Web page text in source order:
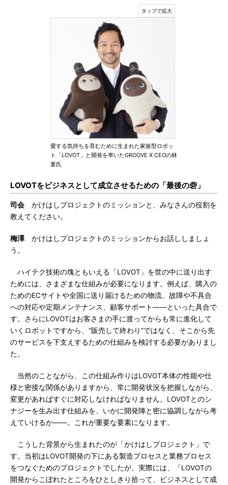
愛する気持ちを育むために生まれた家族型ロボッ
ト「LOVOT」と開発を率いたGROOVE X CEOの林
要氏
LOVOTをビジネスとして成立させるための「最後の砦」
司会 かけはしプロジェクトのミッションと、みなさんの役割を
教えてください。
梅澤かけはしプロジェクトのミッションからお話ししましょ
う。
ハイテク技術の塊ともいえる「LOVOT」を世の中に送り出す
ためには、さまざまな仕組みが必要になります。例えば、購入の
ためのECサイトや全国に送り届けるための物流、故障や不具合
への対応や定期メンテナンス、顧客サポート――といった具合で
す。さらにLOVOTはお客さまの手に渡ってからも常に進化して
いくロボットですから、“販売して終わり”ではなく、そこから先
のサービスを下支えするための仕組みを検討する必要がありまし
た。
当然のことながら、この仕組み作りはLOVOT本体の性能や仕
様と密接な関係がありますから、常に開発状況を把握しながら、
変更があればすぐに対応しなければなりません。LOVOTとのシ
ナジーを生み出す仕組みを、いかに開発陣と密に協調しながら考
えていけるか——。これが重要な要素になります。
こうした背景から生まれたのが「かけはしプロジェクト」で
す。当初はLOVOT開発の下にある製造プロセスと業務プロセス
をつなぐためのプロジェクトでしたが、実際には、「LOVOTの
開発からこぼれたところをひとしきり拾って、ビジネスとして成